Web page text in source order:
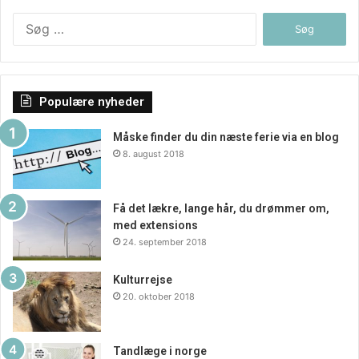
Bliv inspireret til nye vinkler i
indretningen
Er man normalt ikke god til, at finde ud af hvad der ville
være pænt at proppe ind i hjemmet. Så kan det også være,
at man hurtigt kan blive inspireret til det igennem sider
som denne. Her kan man visuelt få et indblik i, hvad det er
Populære nyheder
Måske finder du din næste ferie via en blog
8. august 2018
Få det lækre, lange hår, du drømmer om,
med extensions
24. september 2018
Kulturrejse
20. oktober 2018
Tandlæge i norge